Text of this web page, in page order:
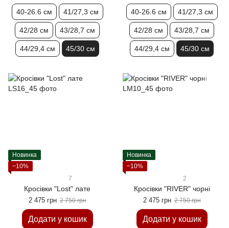
40-26.6 см 41/27,3 см
42/28 см 43/28,7 см
44/29,4 см 45/30 см
40-26.6 см 41/27,3 см
42/28 см 43/28,7 см
44/29,4 см 45/30 см
Новинка
−10%
7
Кросівки "Lost" лате
2 475 грн 2 750 грн
Додати у кошик
Новинка
−10%
2
Кросівки "RIVER" чорні
2 475 грн 2 750 грн
Додати у кошик